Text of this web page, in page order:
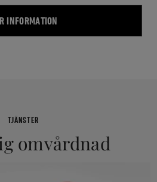
INFORMATION
TJÄNSTER
omvårdnad